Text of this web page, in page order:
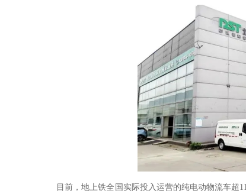
目前，地上铁全国实际投入运营的纯电动物流车超